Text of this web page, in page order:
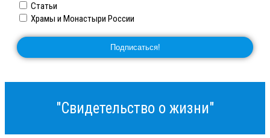
Статьи
Храмы и Монастыри России
"Свидетельство о жизни"